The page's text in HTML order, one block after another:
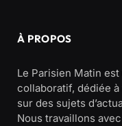
À PROPOS
Le Parisien Matin
collaboratif, dédiée
sur des sujets
Nous travaillons